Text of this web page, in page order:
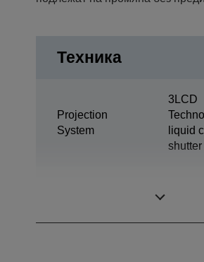
Техника
Projection
System
3LCD
liquid
shutter